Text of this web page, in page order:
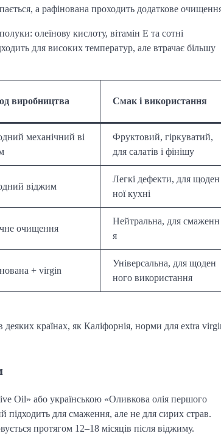
а рафінована проходить додаткове
олеїнову кислоту, вітамін Е та сотні
для високих температур, але втрачає більшу
виробництва Смак і використання
механічний ві
Фруктовий, гіркуватий,
для салатів і фінішу
віджим
Легкі дефекти, для щоден
ної кухні
очищення
Нейтральна, для смаженн
я
+ virgin
Універсальна, для щоден
ного використання
країнах, як Каліфорнія, норми для extra
Oil» або українською «Оливкова олія першого
для смаження, але не для сирих страв.
протягом 12–18 місяців після віджиму.